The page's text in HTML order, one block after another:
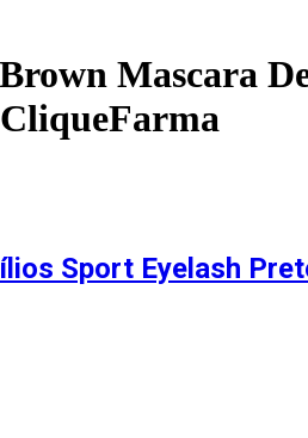
Mascara
Sport Eyelash